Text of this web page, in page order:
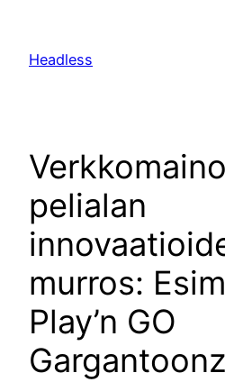
content
Headless
pelialan
murros:
Play’n GO
Gargantoonz